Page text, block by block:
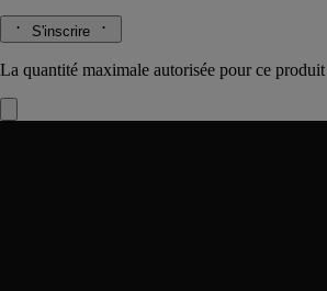
S'inscrire
La quantité maximale autorisée pour ce produit